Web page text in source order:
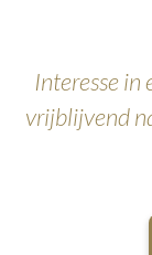
Interesse in
vrijblijvend